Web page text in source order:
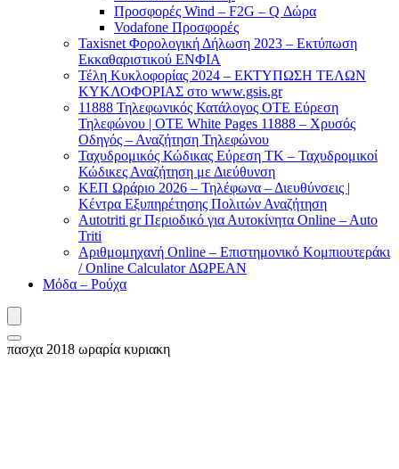
Προσφορές Wind – F2G – Q Δώρα
Vodafone Προσφορές
Taxisnet Φορολογική Δήλωση 2023 – Εκτύπωση
Εκκαθαριστικού EΝΦΙΑ
Τέλη Kυκλοφορίας 2024 – ΕΚΤΥΠΩΣΗ ΤΕΛΩΝ
ΚΥΚΛΟΦΟΡΙΑΣ στο www.gsis.gr
11888 Τηλεφωνικός Κατάλογος ΟΤΕ Εύρεση
Τηλεφώνου | OTE White Pages 11888 – Χρυσός
Οδηγός – Αναζήτηση Τηλεφώνου
Ταχυδρομικός Κώδικας Εύρεση ΤΚ – Ταχυδρομικοί
Κώδικες Αναζήτηση με Διεύθυνση
ΚΕΠ Ωράριο 2026 – Τηλέφωνα – Διευθύνσεις |
Κέντρα Εξυπηρέτησης Πολιτών Αναζήτηση
Autotriti gr Περιοδικό για Αυτοκίνητα Online – Auto
Triti
Αριθμομηχανή Online – Επιστημονικό Κομπιουτεράκι
/ Online Calculator ΔΩΡΕΑΝ
Μόδα – Ρούχα
πασχα 2018 ωραρία κυριακη